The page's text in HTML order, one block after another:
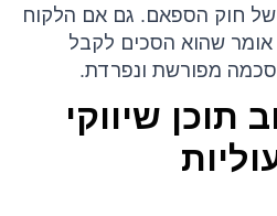
של חוק הספאם. גם אם הלקוח
שהוא הסכים לקבל
מפורשת ונפרדת.
תוכן שיווקי